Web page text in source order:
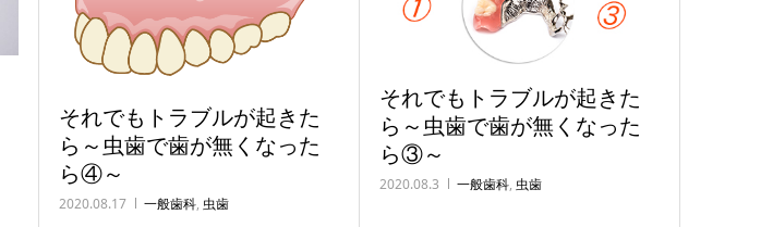
それでもトラブルが起きた
ら～虫歯で歯が無くなった
ら④～
2020.08.17 一般歯科, 虫歯
それでもトラブルが起きた
ら～虫歯で歯が無くなった
ら③～
2020.08.3 一般歯科, 虫歯